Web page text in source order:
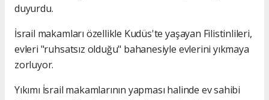
duyurdu.
İsrail makamları özellikle Kudüs'te yaşayan Filistinlileri,
evleri "ruhsatsız olduğu" bahanesiyle evlerini yıkmaya
zorluyor.
Yıkımı İsrail makamlarının yapması halinde ev sahibi